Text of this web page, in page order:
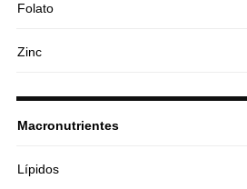
Folato
Zinc
Macronutrientes
Lípidos